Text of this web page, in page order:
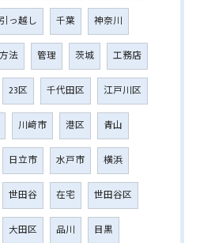
引っ越し 千葉 神奈川
方法 管理 茨城 工務店
23区 千代田区 江戸川区
川﨑市 港区 青山
日立市 水戸市 横浜
世田谷 在宅 世田谷区
大田区 品川 目黒